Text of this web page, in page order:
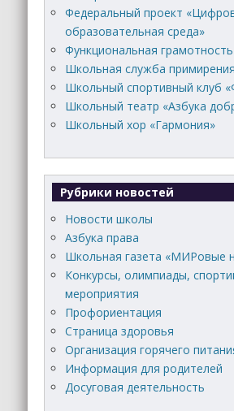
Федеральный проект
образовательная среда»
Функциональная грамотность
Школьная служба
Школьный спортивный клуб
Школьный театр «Азбука
Школьный хор «Гармония»
Рубрики новостей
Новости школы
Азбука права
Школьная газета «МИРовые
Конкурсы, олимпиады,
мероприятия
Профориентация
Страница здоровья
Организация горячего
Информация для родителей
Досуговая деятельность